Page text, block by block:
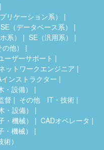
リケーション系）
SE（データベース系）
系）
SE（汎用系）
他）
ーザーサポート
ットワークエンジニア
ンストラクター
設備）
督
その他 IT・技術
設備）
機械）
CADオペレータ
機械）
）